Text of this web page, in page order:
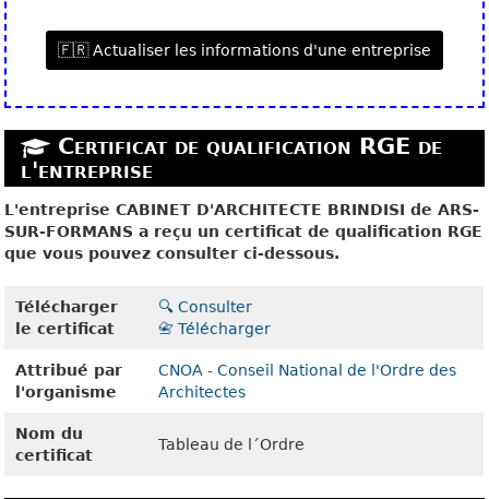
🇫🇷 Actualiser les informations d'une entreprise
Certificat de qualification RGE de
l'entreprise
L'entreprise CABINET D'ARCHITECTE BRINDISI de ARS-
SUR-FORMANS a reçu un certificat de qualification RGE
que vous pouvez consulter ci-dessous.
Télécharger
le certificat
🔍 Consulter
📇 Télécharger
Attribué par
l'organisme
CNOA - Conseil National de l'Ordre des
Architectes
Nom du
certificat
Tableau de l´Ordre